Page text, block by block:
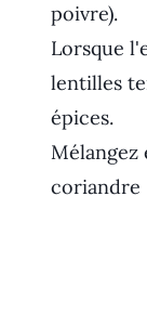
poivre).
Lorsque
lentilles
épices.
Mélangez
coriandre